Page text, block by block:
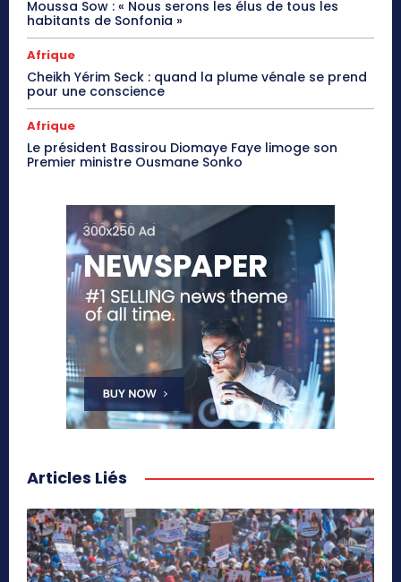
Moussa Sow : « Nous serons les élus de tous les
habitants de Sonfonia »
Afrique
Cheikh Yérim Seck : quand la plume vénale se prend
pour une conscience
Afrique
Le président Bassirou Diomaye Faye limoge son
Premier ministre Ousmane Sonko
Articles Liés